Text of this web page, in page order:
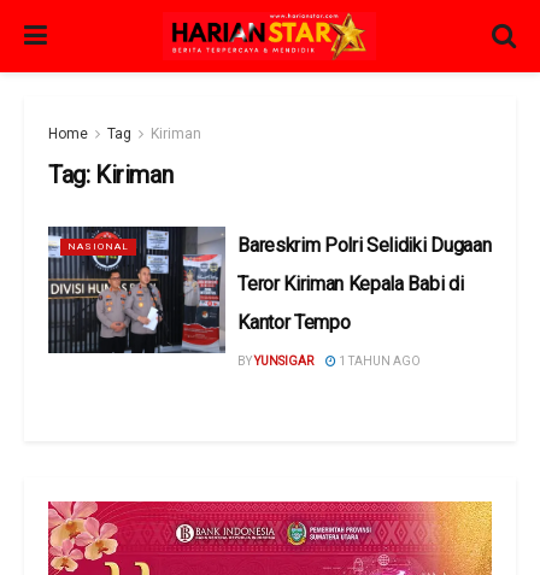
Home Tag Kiriman
Tag: Kiriman
NASIONAL
Bareskrim Polri Selidiki Dugaan
Teror Kiriman Kepala Babi di
Kantor Tempo
BYYUNSIGAR 1 TAHUN AGO